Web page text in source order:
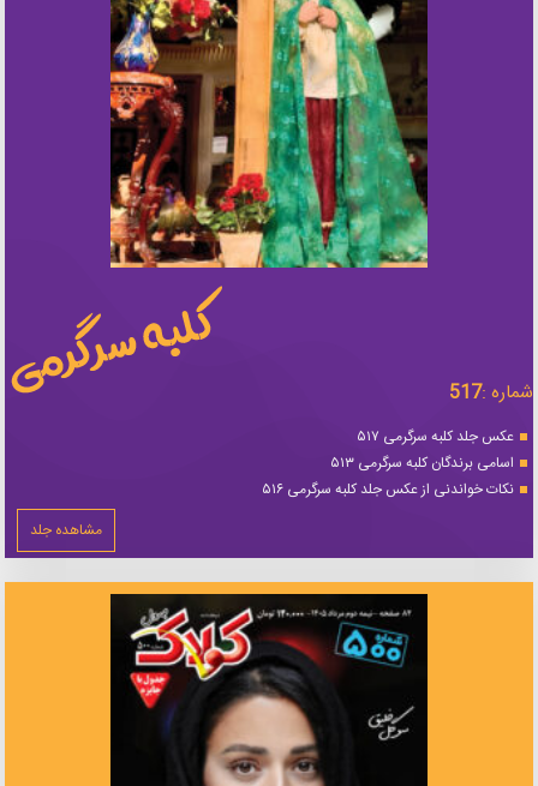
شماره :517
عکس جلد کلبه سرگرمی ۵۱۷
اسامی برندگان کلبه سرگرمی ۵۱۳
نکات خواندنی از عکس جلد کلبه سرگرمی ۵۱۶
مشاهده جلد